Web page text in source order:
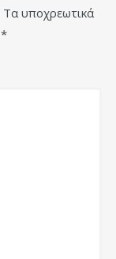
Τα υποχρεωτικά
*